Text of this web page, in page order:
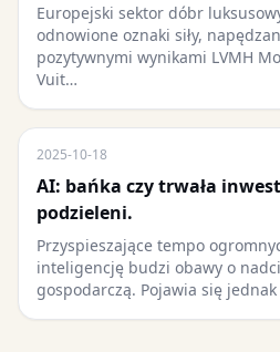
Europejski sektor dóbr
odnowione oznaki siły,
pozytywnymi wynikami LVMH
Vuit…
2025-10-18
AI: bańka czy trwała
podzieleni.
Przyspieszające tempo
inteligencję budzi obawy o
gospodarczą. Pojawia się